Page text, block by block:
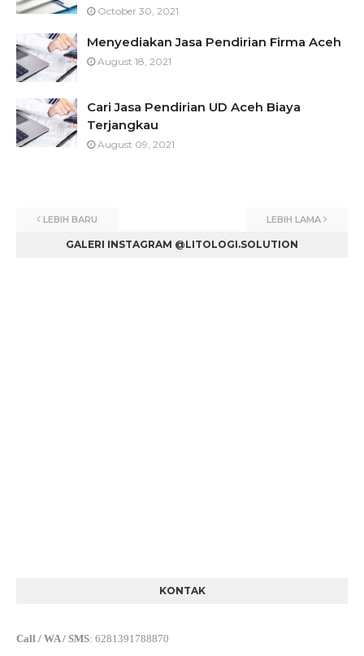
October 30, 2021
Menyediakan Jasa Pendirian Firma Aceh
August 18, 2021
Cari Jasa Pendirian UD Aceh Biaya
Terjangkau
August 09, 2021
LEBIH BARU LEBIH LAMA
GALERI INSTAGRAM @LITOLOGI.SOLUTION
KONTAK
Call / WA / SMS: 6281391788870